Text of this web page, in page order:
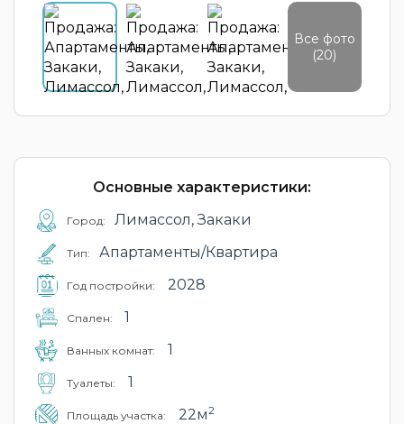
Все фото
(20)
Основные характеристики:
Город: Лимассол, Закаки
Тип: Апартаменты/Квартира
Год постройки: 2028
Cпален: 1
Ванных комнат: 1
Туалеты: 1
Площадь участка: 22м2